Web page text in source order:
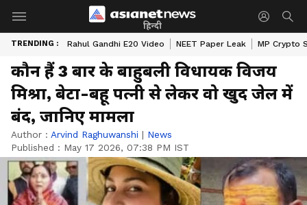
हिन्दी
TRENDING : Rahul Gandhi E20 Video NEET Paper Leak MP Crypto
कौन हैं 3 बार के बाहुबली विधायक विजय
मिश्रा, बेटा-बहू पत्नी से लेकर वो खुद जेल में
बंद, जानिए मामला
Author : Arvind Raghuwanshi | News
Published : May 17 2026, 07:38 PM IST